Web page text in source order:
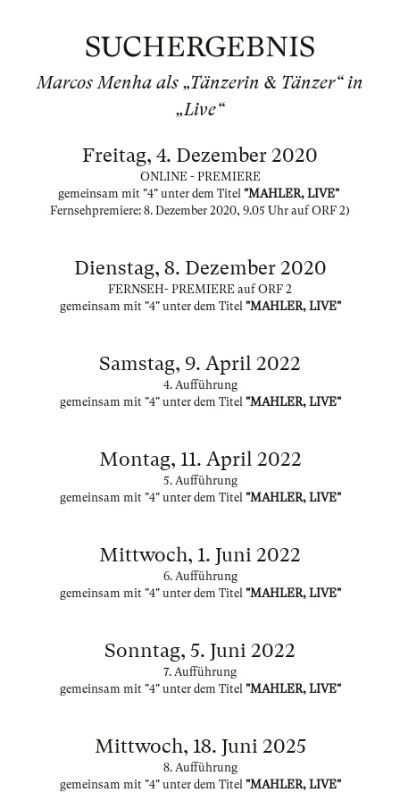
SUCHERGEBNIS
Marcos Menha als „Tänzerin & Tänzer“ in
„Live“
Freitag, 4. Dezember 2020
ONLINE - PREMIERE
gemeinsam mit "4" unter dem Titel "MAHLER, LIVE"
Fernsehpremiere: 8. Dezember 2020, 9.05 Uhr auf ORF 2)
Dienstag, 8. Dezember 2020
FERNSEH- PREMIERE auf ORF 2
gemeinsam mit "4" unter dem Titel "MAHLER, LIVE"
Samstag, 9. April 2022
4. Aufführung
gemeinsam mit "4" unter dem Titel "MAHLER, LIVE"
Montag, 11. April 2022
5. Aufführung
gemeinsam mit "4" unter dem Titel "MAHLER, LIVE"
Mittwoch, 1. Juni 2022
6. Aufführung
gemeinsam mit "4" unter dem Titel "MAHLER, LIVE"
Sonntag, 5. Juni 2022
7. Aufführung
gemeinsam mit "4" unter dem Titel "MAHLER, LIVE"
Mittwoch, 18. Juni 2025
8. Aufführung
gemeinsam mit "4" unter dem Titel "MAHLER, LIVE"